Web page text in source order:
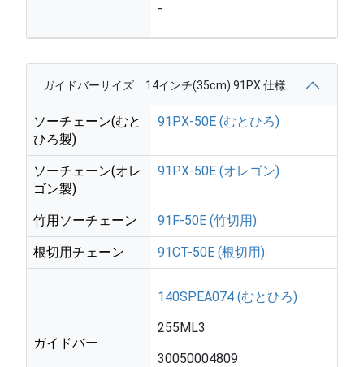
-
ガイドバーサイズ 14インチ(35cm) 91PX 仕様
ソーチェーン(むと
ひろ製)
91PX-50E (むとひろ)
ソーチェーン(オレ
ゴン製)
91PX-50E (オレゴン)
竹用ソーチェーン 91F-50E (竹切用)
根切用チェーン 91CT-50E (根切用)
ガイドバー
140SPEA074 (むとひろ)
255ML3
30050004809